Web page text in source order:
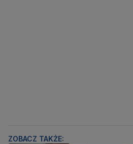
ZOBACZ TAKŻE: